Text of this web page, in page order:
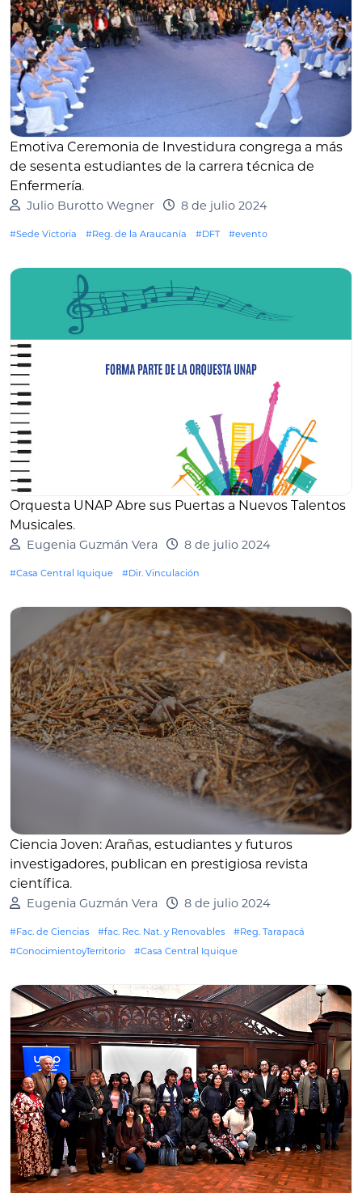
Emotiva Ceremonia de Investidura congrega a más
de sesenta estudiantes de la carrera técnica de
Enfermería.
Julio Burotto Wegner 8 de julio 2024
#Sede Victoria #Reg. de la Araucanía #DFT #evento
Orquesta UNAP Abre sus Puertas a Nuevos Talentos
Musicales.
Eugenia Guzmán Vera 8 de julio 2024
#Casa Central Iquique #Dir. Vinculación
Ciencia Joven: Arañas, estudiantes y futuros
investigadores, publican en prestigiosa revista
científica.
Eugenia Guzmán Vera 8 de julio 2024
#Fac. de Ciencias #fac. Rec. Nat. y Renovables
#Reg. Tarapacá
#ConocimientoyTerritorio
#Casa Central Iquique